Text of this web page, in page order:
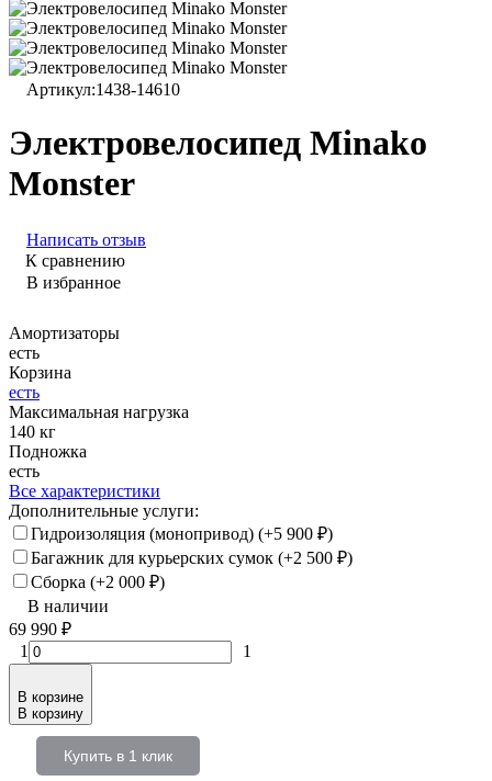
Артикул:1438-14610
Электровелосипед Minako
Monster
Написать отзыв
К сравнению
В избранное
Амортизаторы
есть
Корзина
есть
Максимальная нагрузка
140 кг
Подножка
есть
Все характеристики
Дополнительные услуги:
Гидроизоляция (монопривод) (+5 900 ₽)
Багажник для курьерских сумок (+2 500 ₽)
Сборка (+2 000 ₽)
В наличии
69 990 ₽
1
1
В корзине
В корзину
Купить в 1 клик